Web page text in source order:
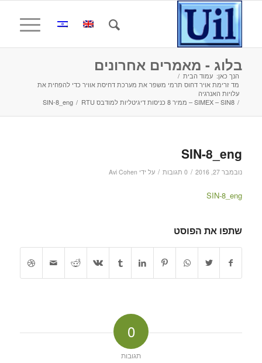
בלוג - מאמרים אחרונים
הנך כאן: עמוד הבית /
מד זרימת אויר דחוס תרמי משפר את מערכת דחיסת אוויר כדי להפחית את
עלויות האנרגיה
/ SIMEX – SIN8 – ממיר 8 כניסות דיגיטליות למודבס RTU /
SIN-8_eng
SIN-8_eng
נובמבר 27, 2016 / 0 תגובות / על ידי Avi Cohen
SIN-8_eng
שתפו את הפוסט
0
תגובות